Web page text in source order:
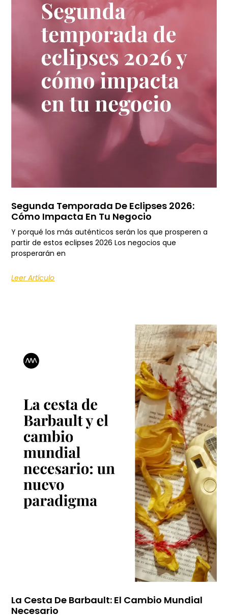
Segunda Temporada De Eclipses 2026:
Cómo Impacta En Tu Negocio
Y porqué los más auténticos serán los que prosperen a
partir de estos eclipses 2026 Los negocios que
prosperarán en
Leer Artículo
La Cesta De Barbault: El Cambio Mundial
Necesario